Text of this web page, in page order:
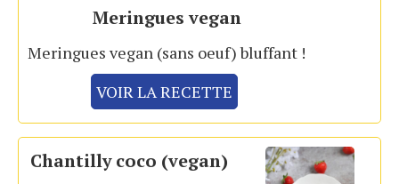
Meringues vegan
Meringues vegan (sans oeuf) bluffant !
VOIR LA RECETTE
Chantilly coco (vegan)